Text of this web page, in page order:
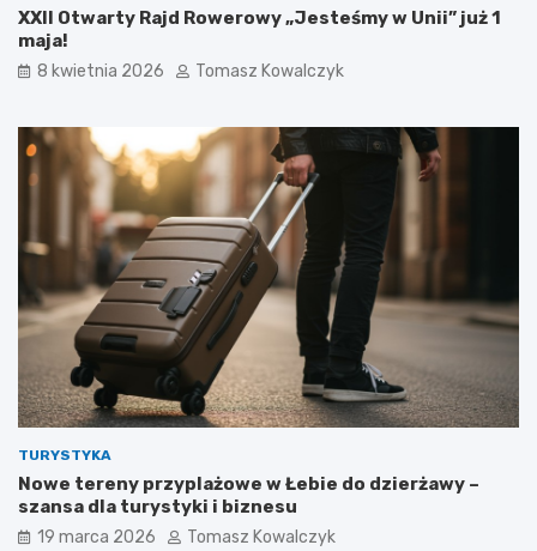
XXII Otwarty Rajd Rowerowy „Jesteśmy w Unii” już 1
maja!
8 kwietnia 2026 Tomasz Kowalczyk
TURYSTYKA
Nowe tereny przyplażowe w Łebie do dzierżawy –
szansa dla turystyki i biznesu
19 marca 2026 Tomasz Kowalczyk